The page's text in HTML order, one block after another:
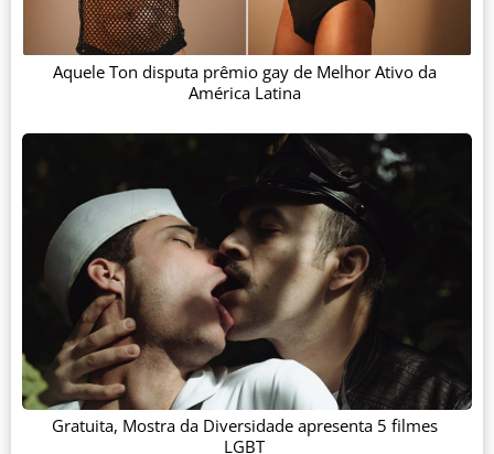
Aquele Ton disputa prêmio gay de Melhor Ativo da
América Latina
Gratuita, Mostra da Diversidade apresenta 5 filmes
LGBT